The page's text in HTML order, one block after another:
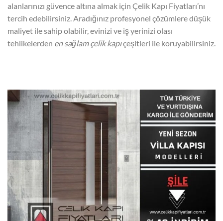
alanlarınızı güvence altına almak için Çelik Kapı Fiyatları’nı
tercih edebilirsiniz. Aradığınız profesyonel çözümlere düşük
maliyet ile sahip olabilir, evinizi ve iş yerinizi olası
tehlikelerden en sağlam çelik kapıçeşitleri ile koruyabilirsiniz.